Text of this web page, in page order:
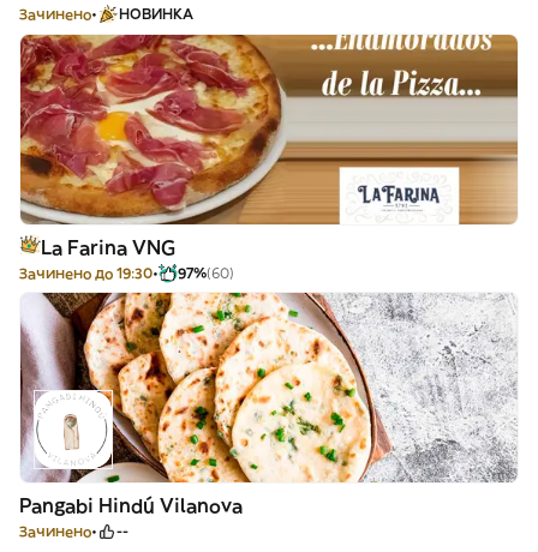
Зачинено НОВИНКА
La Farina VNG
Зачинено до 19:30 97%(60)
Pangabi Hindú Vilanova
Зачинено --